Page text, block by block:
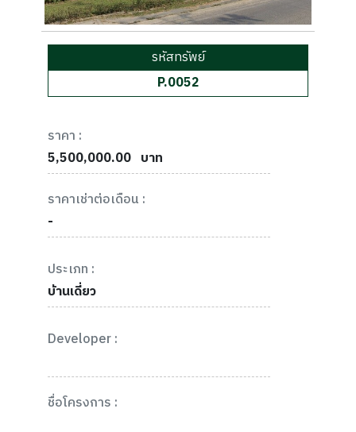
รหัสทรัพย์
P.0052
ราคา :
5,500,000.00 บาท
ราคาเช่าต่อเดือน :
-
ประเภท :
บ้านเดี่ยว
Developer :
ชื่อโครงการ :